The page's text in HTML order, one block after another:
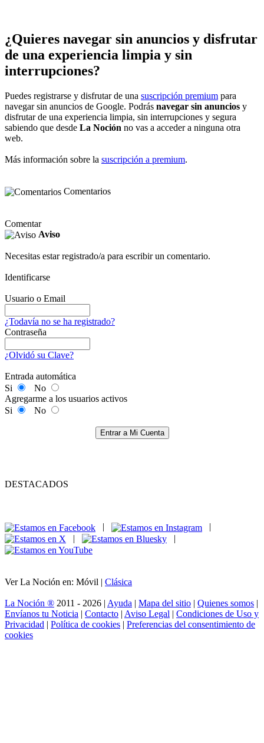
¿Quieres navegar sin anuncios y disfrutar
de una experiencia limpia y sin
interrupciones?
Puedes registrarse y disfrutar de una suscripción premium para
navegar sin anuncios de Google. Podrás navegar sin anuncios y
disfrutar de una experiencia limpia, sin interrupciones y segura
sabiendo que desde La Noción no vas a acceder a ninguna otra
web.
Más información sobre la suscripción a premium.
Comentarios
Comentar
Aviso
Necesitas estar registrado/a para escribir un comentario.
Identificarse
Usuario o Email
¿Todavía no se ha registrado?
Contraseña
¿Olvidó su Clave?
Entrada automática
Si
No
Agregarme a los usuarios activos
Si
No
Entrar a Mi Cuenta
DESTACADOS
|
|
Ver La Noción en: Móvil | Clásica
La Noción ® 2011 - 2026 | Ayuda | Mapa del sitio | Quienes somos |
Envíanos tu Noticia | Contacto | Aviso Legal | Condiciones de Uso y
Privacidad | Política de cookies | Preferencias del consentimiento de
cookies